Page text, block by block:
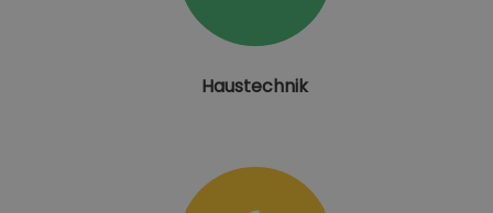
Haustechnik